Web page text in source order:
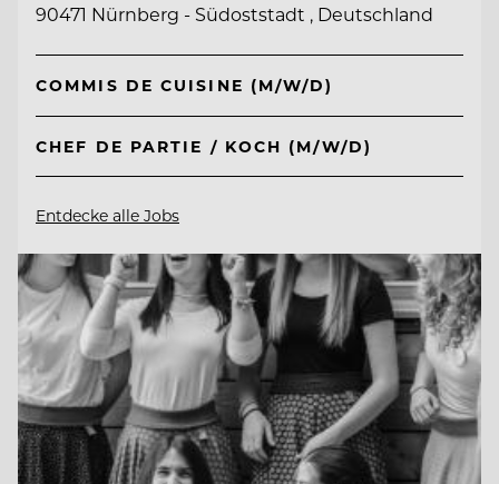
90471 Nürnberg - Südoststadt , Deutschland
COMMIS DE CUISINE (M/W/D)
CHEF DE PARTIE / KOCH (M/W/D)
Entdecke alle Jobs